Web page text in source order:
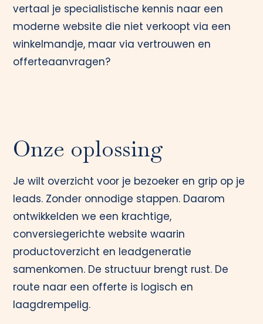
vertaal je specialistische kennis naar een
moderne website die niet verkoopt via een
winkelmandje, maar via vertrouwen en
offerteaanvragen?
Onze oplossing
Je wilt overzicht voor je bezoeker en grip op je
leads. Zonder onnodige stappen. Daarom
ontwikkelden we een krachtige,
conversiegerichte website waarin
productoverzicht en leadgeneratie
samenkomen. De structuur brengt rust. De
route naar een offerte is logisch en
laagdrempelig.